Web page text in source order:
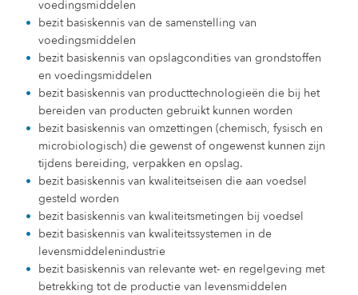
voedingsmiddelen
bezit basiskennis van de samenstelling van
voedingsmiddelen
bezit basiskennis van opslagcondities van grondstoffen
en voedingsmiddelen
bezit basiskennis van producttechnologieën die bij het
bereiden van producten gebruikt kunnen worden
bezit basiskennis van omzettingen (chemisch, fysisch en
microbiologisch) die gewenst of ongewenst kunnen zijn
tijdens bereiding, verpakken en opslag.
bezit basiskennis van kwaliteitseisen die aan voedsel
gesteld worden
bezit basiskennis van kwaliteitsmetingen bij voedsel
bezit basiskennis van kwaliteitssystemen in de
levensmiddelenindustrie
bezit basiskennis van relevante wet- en regelgeving met
betrekking tot de productie van levensmiddelen